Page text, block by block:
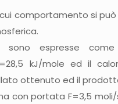
comportamento si
sono espresse
kJ/mole ed il
ottenuto ed il
con portata F=3,5